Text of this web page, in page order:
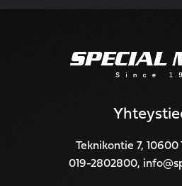
Teknikontie 7,
019-2802800,